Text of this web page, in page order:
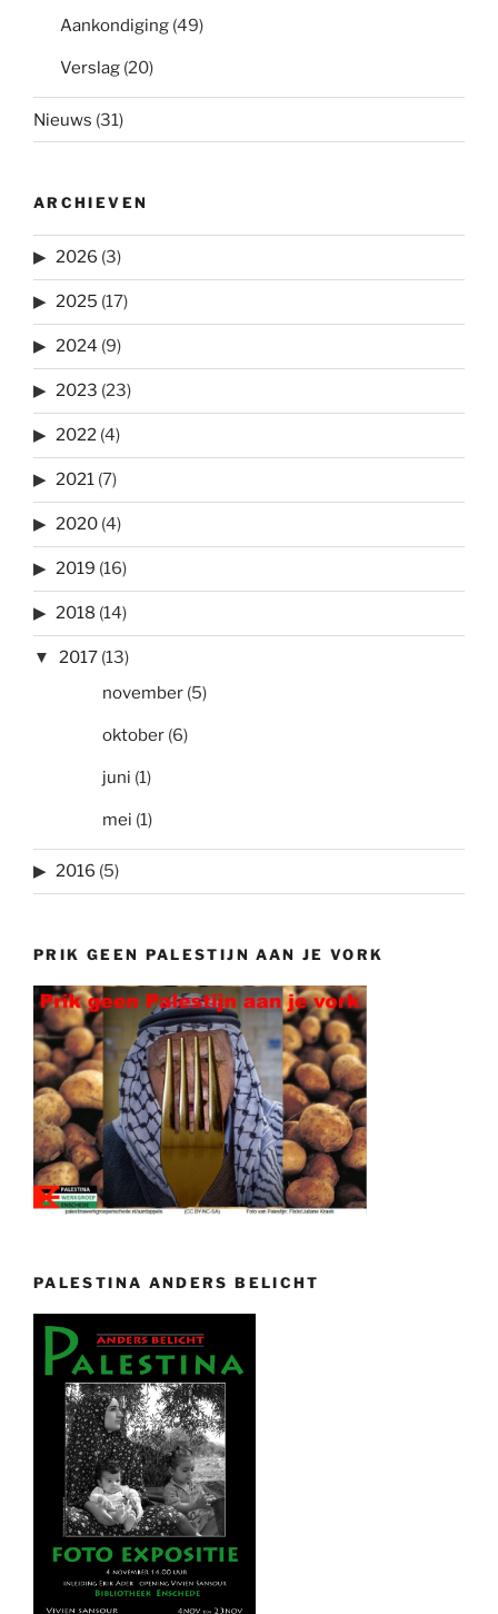
Aankondiging (49)
Verslag (20)
Nieuws (31)
ARCHIEVEN
2026 (3)
2025 (17)
2024 (9)
2023 (23)
2022 (4)
2021 (7)
2020 (4)
2019 (16)
2018 (14)
2017 (13)
november(5)
oktober(6)
juni (1)
mei (1)
2016 (5)
PRIK GEEN PALESTIJN AAN JE VORK
PALESTINA ANDERS BELICHT